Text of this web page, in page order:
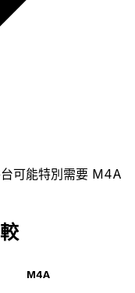
可能特別需要 M4A
M4A